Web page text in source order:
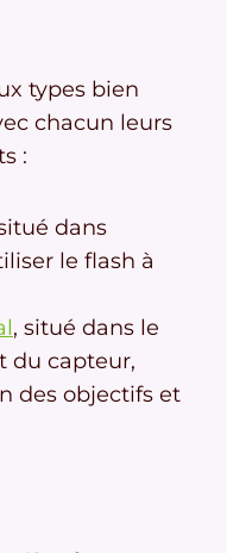
types bien
chacun leurs
:
dans
le flash à
, situé dans le
du capteur,
des objectifs et